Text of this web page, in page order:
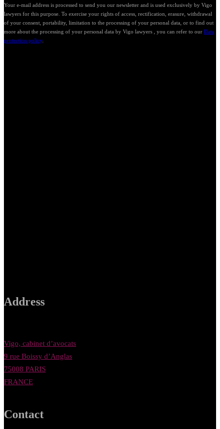
Your e-mail address is processed to send you our newsletter and is used exclusively by Vigo
lawyers for this purpose. To exercise your rights of access, rectification, erasure, withdrawal
of your consent, portability, limitation to the processing of your personal data, or to find out
more about the processing of your personal data by Vigo lawyers , you can refer to our Data
protection policy.
Address
Vigo, cabinet d’avocats
9 rue Boissy d’Anglas
75008 PARIS
FRANCE
Contact